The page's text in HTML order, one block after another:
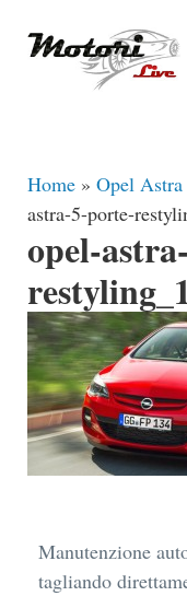
Home » Opel
astra-5-porte-
opel-
Manutenzione
tagliando